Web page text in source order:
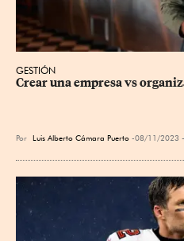
GESTIÓN
Crear una empresa vs
Por Luis Alberto Cámara Puerto 08/11/2023